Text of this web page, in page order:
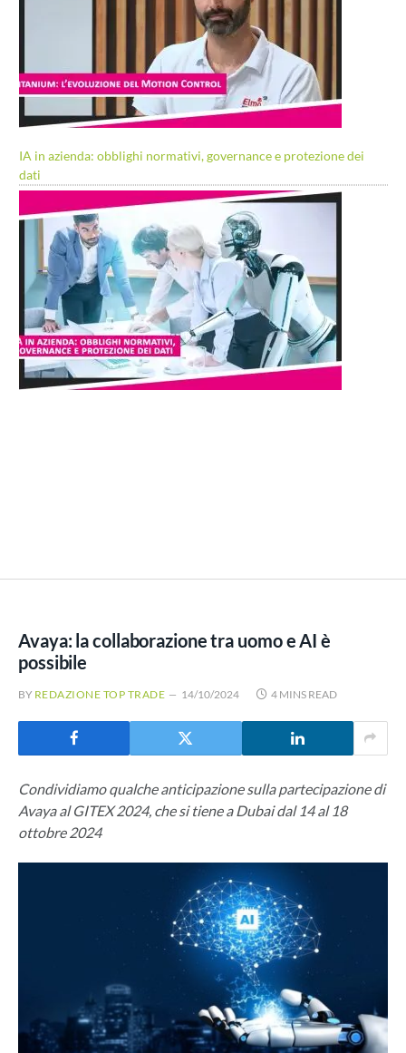
IA in azienda: obblighi normativi, governance e protezione dei
dati
Avaya: la collaborazione tra uomo e AI è
possibile
BY REDAZIONE TOP TRADE 14/10/2024 4 MINS READ
Condividiamo qualche anticipazione sulla partecipazione di
Avaya al GITEX 2024, che si tiene a Dubai dal 14 al 18
ottobre 2024